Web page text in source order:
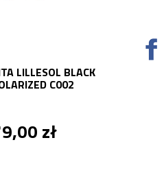
LILLESOL BLACK
C002
zł